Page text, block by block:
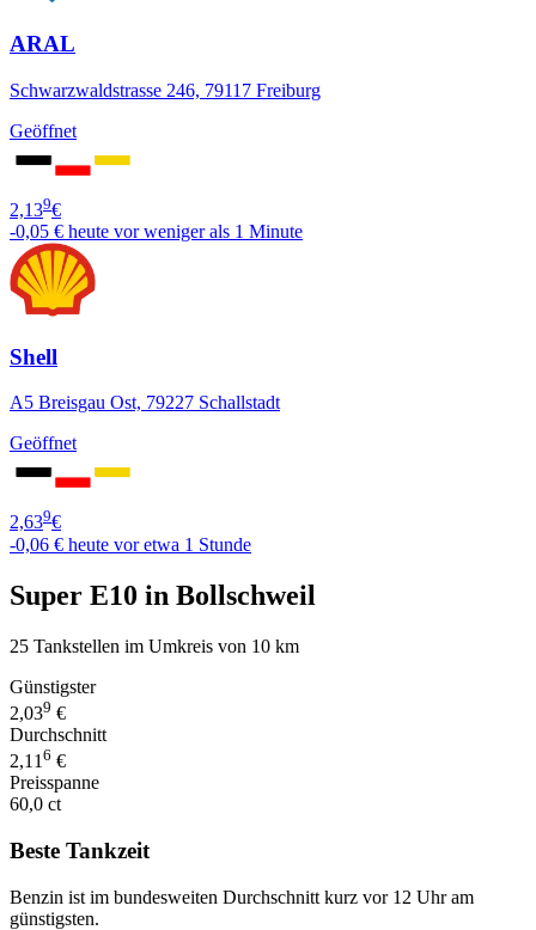
ARAL
Schwarzwaldstrasse 246, 79117 Freiburg
Geöffnet
2,139€
-0,05 € heute vor weniger als 1 Minute
Shell
A5 Breisgau Ost, 79227 Schallstadt
Geöffnet
2,639€
-0,06 € heute vor etwa 1 Stunde
Super E10 in Bollschweil
25 Tankstellen im Umkreis von 10 km
Günstigster
2,039 €
Durchschnitt
2,11 6 €
Preisspanne
60,0 ct
Beste Tankzeit
Benzin ist im bundesweiten Durchschnitt kurz vor 12 Uhr am
günstigsten.